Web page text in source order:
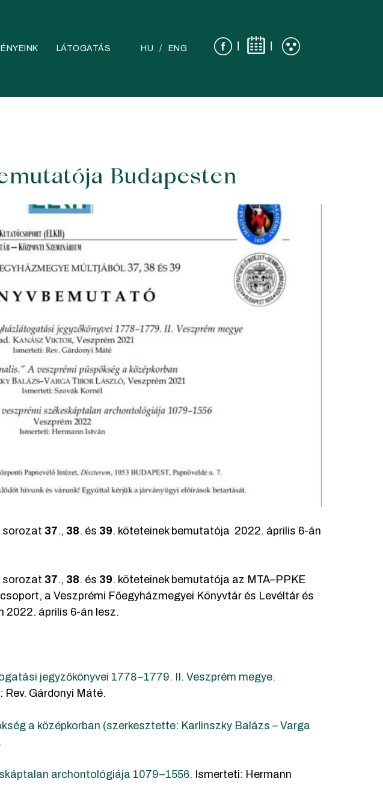
LÁTOGATÁS HU ENG | |
Budapesten
sorozat 37., 38. és 39. köteteinek bemutatója 2022. április 6-án
sorozat 37., 38. és 39. köteteinek bemutatója az MTA–PPKE
a Veszprémi Főegyházmegyei Könyvtár és Levéltár és
2022. április 6-án lesz.
jegyzőkönyvei 1778–1779. II. Veszprém megye.
Rev. Gárdonyi Máté.
a középkorban (szerkesztette: Karlinszky Balázs – Varga
archontológiája 1079–1556. Ismerteti: Hermann